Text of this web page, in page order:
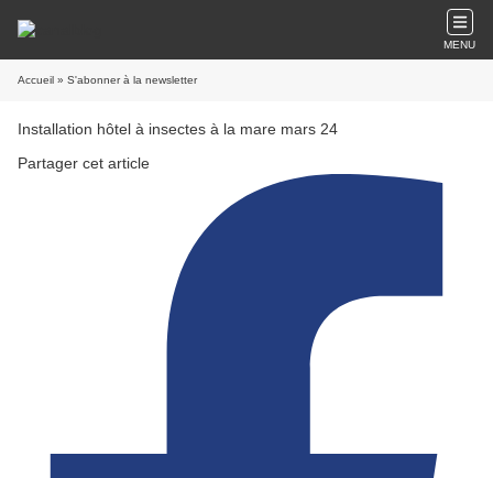
MENU
Accueil » S'abonner à la newsletter
Installation hôtel à insectes à la mare mars 24
Partager cet article